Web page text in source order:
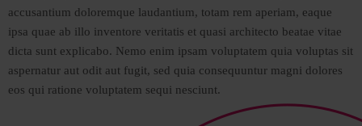
accusantium doloremque laudantium, totam rem aperiam, eaque
ipsa quae ab illo inventore veritatis et quasi architecto beatae vitae
dicta sunt explicabo. Nemo enim ipsam voluptatem quia voluptas sit
aspernatur aut odit aut fugit, sed quia consequuntur magni dolores
eos qui ratione voluptatem sequi nesciunt.